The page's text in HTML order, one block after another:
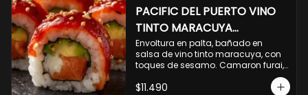
PACIFIC DEL PUERTO VINO
TINTO MARACUYA
ORIENTAL.
Envoltura en palta, bañado en
salsa de vino tinto maracuya, con
toques de sesamo. Camaron furai,
$11.490